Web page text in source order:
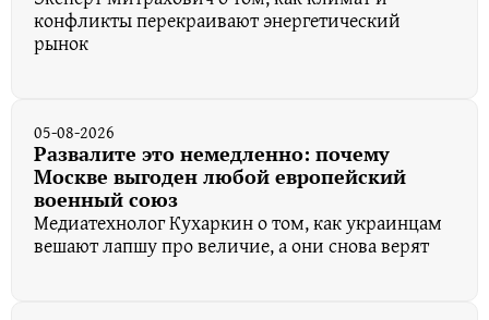
конфликты перекраивают энергетический
рынок
05-08-2026
Развалите это немедленно: почему
Москве выгоден любой европейский
военный союз
Медиатехнолог Кухаркин о том, как украинцам
вешают лапшу про величие, а они снова верят